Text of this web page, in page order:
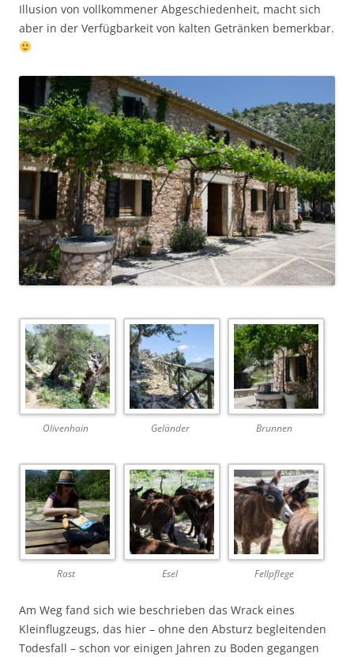
Illusion von vollkommener Abgeschiedenheit, macht sich
aber in der Verfügbarkeit von kalten Getränken bemerkbar.
Olivenhain Geländer Brunnen
Rast Esel Fellpflege
Am Weg fand sich wie beschrieben das Wrack eines
Kleinflugzeugs, das hier – ohne den Absturz begleitenden
Todesfall – schon vor einigen Jahren zu Boden gegangen